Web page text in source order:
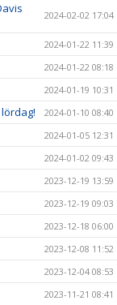
2024-02-02 17:04
2024-01-22 11:39
2024-01-22 08:18
2024-01-19 10:31
2024-01-10 08:40
2024-01-05 12:31
2024-01-02 09:43
2023-12-19 13:59
2023-12-19 09:03
2023-12-18 06:00
2023-12-08 11:52
2023-12-04 08:53
2023-11-21 08:41